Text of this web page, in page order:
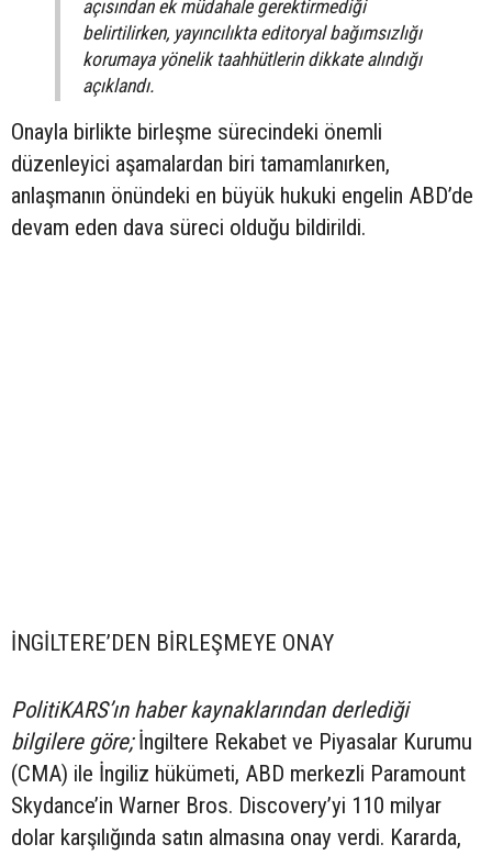
açısından ek müdahale gerektirmediği
belirtilirken, yayıncılıkta editoryal bağımsızlığı
korumaya yönelik taahhütlerin dikkate alındığı
açıklandı.
Onayla birlikte birleşme sürecindeki önemli
düzenleyici aşamalardan biri tamamlanırken,
anlaşmanın önündeki en büyük hukuki engelin ABD’de
devam eden dava süreci olduğu bildirildi.
İNGİLTERE’DEN BİRLEŞMEYE ONAY
PolitiKARS’ın haber kaynaklarından derlediği
bilgilere göre;İngiltere Rekabet ve Piyasalar Kurumu
(CMA) ile İngiliz hükümeti, ABD merkezli Paramount
Skydance’in Warner Bros. Discovery’yi 110 milyar
dolar karşılığında satın almasına onay verdi. Kararda,